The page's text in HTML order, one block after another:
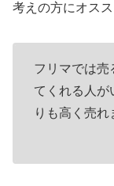
考えの方にオスス
フリマでは売
てくれる人が
りも高く売れ